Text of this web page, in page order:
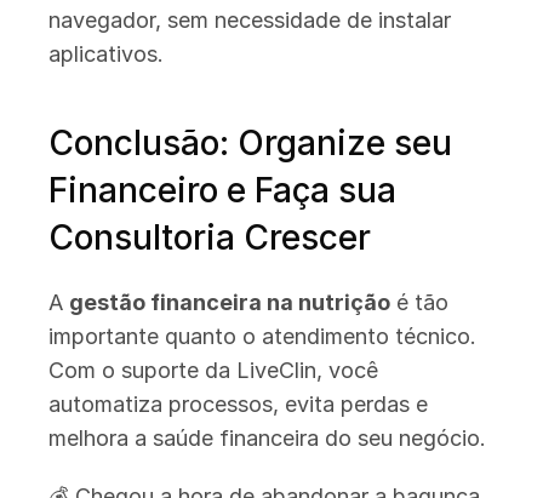
navegador, sem necessidade de instalar
aplicativos.
Conclusão: Organize seu
Financeiro e Faça sua
Consultoria Crescer
A gestão financeira na nutrição é tão
importante quanto o atendimento técnico.
Com o suporte da LiveClin, você
automatiza processos, evita perdas e
melhora a saúde financeira do seu negócio.